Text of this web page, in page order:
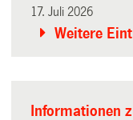
17. Juli 2026
Weitere
Informationen